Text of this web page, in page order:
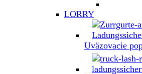
LORRY
Uväzovacie